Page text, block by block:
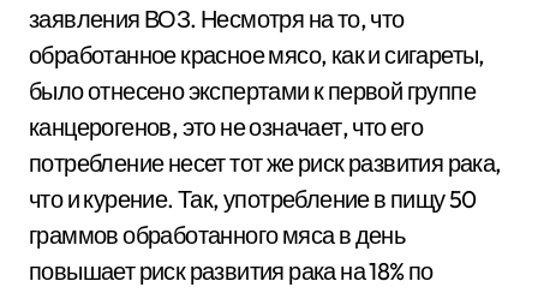
заявления ВОЗ. Несмотря на то, что
обработанное красное мясо, как и сигареты,
было отнесено экспертами к первой группе
канцерогенов, это не означает, что его
потребление несет тот же риск развития рака,
что и курение. Так, употребление в пищу 50
граммов обработанного мяса в день
повышает риск развития рака на 18% по